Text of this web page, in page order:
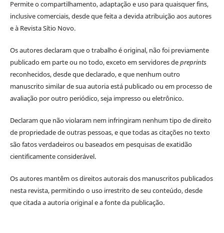
Permite o compartilhamento, adaptação e uso para quaisquer fins,
inclusive comerciais, desde que feita a devida atribuição aos autores
e à Revista Sítio Novo.
Os autores declaram que o trabalho é original, não foi previamente
publicado em parte ou no todo, exceto em servidores depreprints
reconhecidos, desde que declarado, e que nenhum outro
manuscrito similar de sua autoria está publicado ou em processo de
avaliação por outro periódico, seja impresso ou eletrônico.
Declaram que não violaram nem infringiram nenhum tipo de direito
de propriedade de outras pessoas, e que todas as citações no texto
são fatos verdadeiros ou baseados em pesquisas de exatidão
cientificamente considerável.
Os autores mantêm os direitos autorais dos manuscritos publicados
nesta revista, permitindo o uso irrestrito de seu conteúdo, desde
que citada a autoria original e a fonte da publicação.